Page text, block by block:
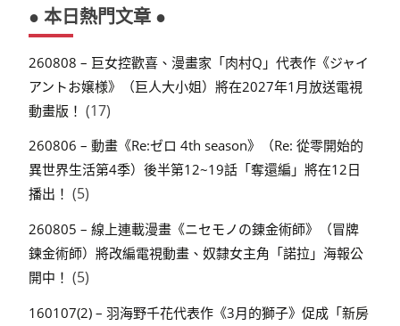
● 本日熱門文章 ●
260808 – 巨女控歡喜、漫畫家「肉村Q」代表作《ジャイ
アントお嬢様》（巨人大小姐）將在2027年1月放送電視
動畫版！ (17)
260806 – 動畫《Re:ゼロ 4th season》（Re: 從零開始的
異世界生活第4季）後半第12~19話「奪還編」將在12日
播出！ (5)
260805 – 線上連載漫畫《ニセモノの錬金術師》（冒牌
鍊金術師）將改編電視動畫、奴隸女主角「諾拉」海報公
開中！ (5)
160107(2) – 羽海野千花代表作《3月的獅子》促成「新房